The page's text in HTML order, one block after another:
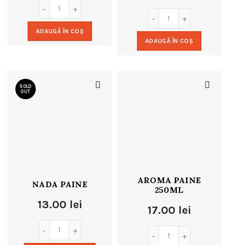
ADAUGĂ ÎN COȘ
ADAUGĂ ÎN COȘ
SOLD
OUT
NADA PAINE
13.00 lei
AROMA PAINE
250ML
17.00 lei